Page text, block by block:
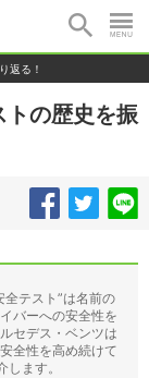
返る！
の歴史を振
テスト”は名前の
バーへの安全性を
セデス・ベンツは
全性を高め続けて
ます。